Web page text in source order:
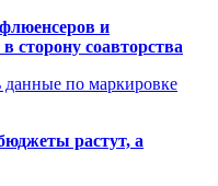
и
сторону соавторства
данные по маркировке
растут, а